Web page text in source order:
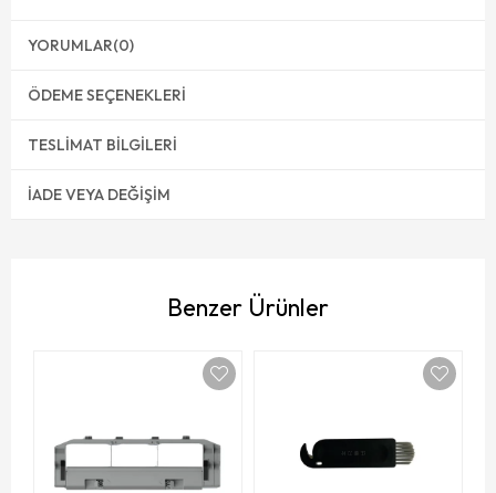
YORUMLAR(0)
ÖDEME SEÇENEKLERI
TESLIMAT BILGILERI
İADE VEYA DEĞIŞIM
Benzer Ürünler